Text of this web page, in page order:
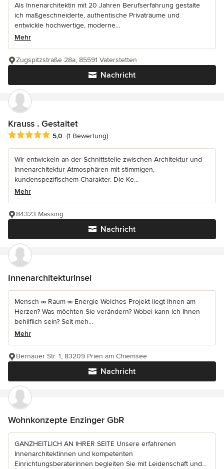
Als Innenarchitektin mit 20 Jahren Berufserfahrung gestalte
ich maßgeschneiderte, authentische Privaträume und
entwickle hochwertige, moderne...
Mehr
Nachricht
Zugspitzstraße 28a, 85591 Vaterstetten
Krauss . Gestaltet
Durchschnittliche Bewertung: 5 von 5 Sternen
5,0 (1 Bewertung)
Wir entwickeln an der Schnittstelle zwischen Architektur und
Innenarchitektur Atmosphären mit stimmigen,
kundenspezifischem Charakter. Die Ke...
Mehr
Nachricht
84323 Massing
Innenarchitekturinsel
Mensch ∞ Raum ∞ Energie Welches Projekt liegt Ihnen am
Herzen? Was möchten Sie verändern? Wobei kann ich Ihnen
behilflich sein? Seit meh...
Mehr
Nachricht
Bernauer Str. 1, 83209 Prien am Chiemsee
Wohnkonzepte Enzinger GbR
GANZHEITLICH AN IHRER SEITE Unsere erfahrenen
Innenarchitektinnen und kompetenten
Einrichtungsberaterinnen begleiten Sie mit Leidenschaft und...